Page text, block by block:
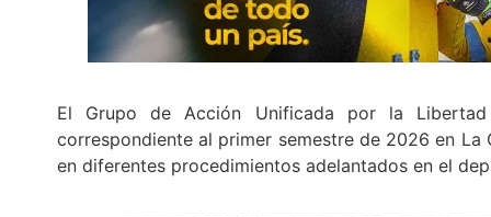
El Grupo de Acción Unificada por la
correspondiente al primer semestre de 2026 en
en diferentes procedimientos adelantados en el